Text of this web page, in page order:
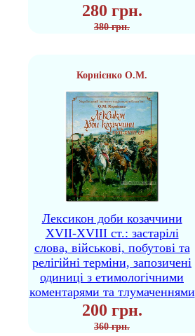
280 грн.
380 грн.
Корнієнко О.М.
Лексикон доби козаччини
XVII-XVIII ст.: застарілі
слова, військові, побутові та
релігійні терміни, запозичені
одиниці з етимологічними
коментарями та тлумаченнями
200 грн.
360 грн.